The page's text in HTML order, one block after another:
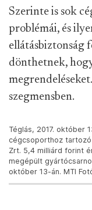
Szerinte is sok
problémái, és
ellátásbiztonság
dönthetnek,
szegmensben.
Téglás, 2017. október
cégcsoporthoz tartozó
Zrt. 5,4 milliárd forint
megépült
október 13-án. MTI